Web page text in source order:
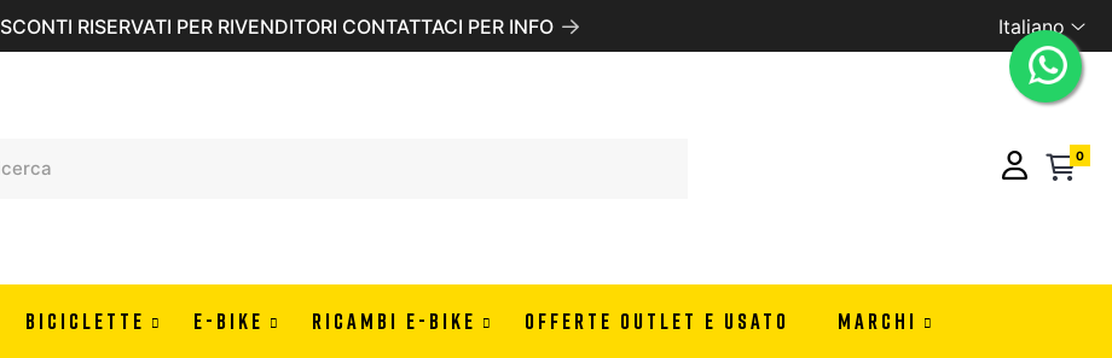
SCONTI RISERVATI PER RIVENDITORI CONTATTACI PER INFO SPEDIZIONE GRATUITA CON 99 EURO DI ORDINE IN
Italiano
0
BICICLETTE E-BIKE RICAMBI E-BIKE OFFERTE OUTLET E USATO MARCHI